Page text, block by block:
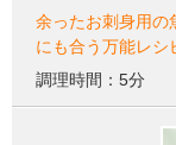
余ったお刺身用の
にも合う万能レシ
調理時間：5分